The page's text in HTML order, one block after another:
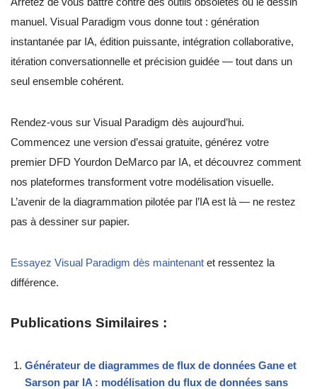
manuel. Visual Paradigm vous donne tout : génération
instantanée par IA, édition puissante, intégration collaborative,
itération conversationnelle et précision guidée — tout dans un
seul ensemble cohérent.
Rendez-vous sur Visual Paradigm dès aujourd’hui.
Commencez une version d’essai gratuite, générez votre
premier DFD Yourdon DeMarco par IA, et découvrez comment
nos plateformes transforment votre modélisation visuelle.
L’avenir de la diagrammation pilotée par l’IA est là — ne restez
pas à dessiner sur papier.
Essayez Visual Paradigm dès maintenant et ressentez la
différence.
Publications Similaires :
Générateur de diagrammes de flux de données Gane et
Sarson par IA : modélisation du flux de données sans